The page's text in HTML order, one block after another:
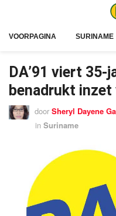
VOORPAGINA SURINAME
DA’91 viert 35-
benadrukt
door Sheryl Dayene
in Suriname